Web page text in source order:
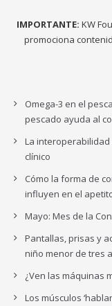
IMPORTANTE: KW
promociona
Omega-3 en el
pescado ayuda al
La
clínico
Cómo la forma de
influyen en el
Mayo: Mes de la
Pantallas, prisas y
niño menor de tres
¿Ven las máquinas
Los músculos